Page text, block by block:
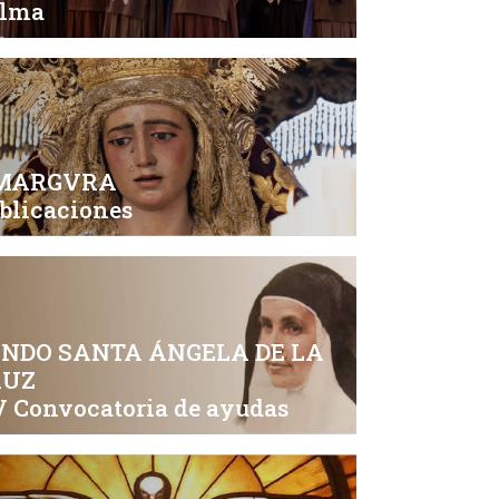
SANTA ÁNGELA DE LA
Convocatoria de ayudas